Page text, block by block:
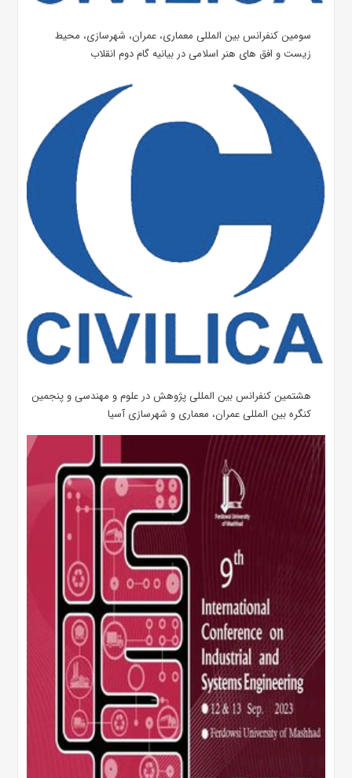
سومین کنفرانس بین المللی معماری، عمران، شهرسازی، محیط
زیست و افق های هنر اسلامی در بیانیه گام دوم انقلاب
هشتمین کنفرانس بین المللی پژوهش در علوم و مهندسی و پنجمین
کنگره بین المللی عمران، معماری و شهرسازی آسیا